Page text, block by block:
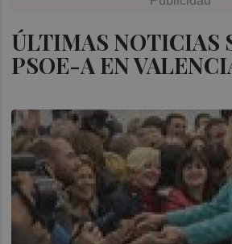
ÚLTIMAS NOTICIAS
PSOE-A EN